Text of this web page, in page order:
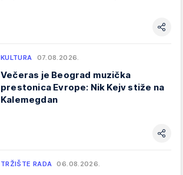
KULTURA 07.08.2026.
Večeras je Beograd muzička
prestonica Evrope: Nik Kejv stiže na
Kalemegdan
TRŽIŠTE RADA 06.08.2026.